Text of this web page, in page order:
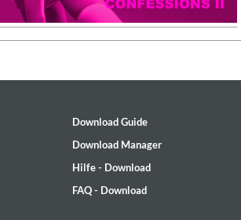
Download Guide
Download Manager
Hilfe - Download
FAQ - Download